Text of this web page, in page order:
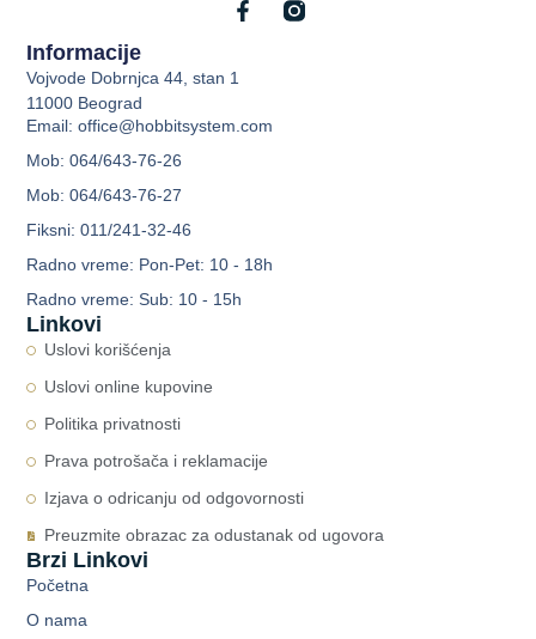
Linkovi
Uslovi korišćenja
Uslovi online kupovine
Politika privatnosti
Prava potrošača i reklamacije
Izjava o odricanju od odgovornosti
Preuzmite obrazac za odustanak od ugovora
Brzi Linkovi
Početna
O nama
Informacije
Vojvode Dobrnjca 44, stan 1
11000 Beograd
Email: office@hobbitsystem.com
Mob: 064/643-76-26
Mob: 064/643-76-27
Fiksni: 011/241-32-46
Radno vreme: Pon-Pet: 10 - 18h
Radno vreme: Sub: 10 - 15h